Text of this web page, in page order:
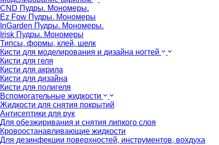
CND Пудры. Мономеры.
Ez Fow Пудры. Мономеры
InGarden Пудры. Мономеры.
Irisk Пудры. Мономеры
Типсы, формы, клей, шелк
Кисти для моделирования и дизайна ногтей
Кисти для геля
Кисти для акрила
Кисти для дизайна
Кисти для полигеля
Вспомогательные жидкости
Жидкости для снятия покрытий
Антисептики для рук
Для обезжиривания и снятия липкого слоя
Кровоостанавливающие жидкости
Для дезинфекции поверхностей, инструментов, вохдуха